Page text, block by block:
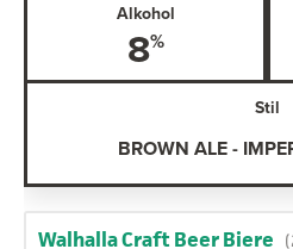
Alkohol
8
Stil
BROWN ALE -
Walhalla Craft Beer Biere